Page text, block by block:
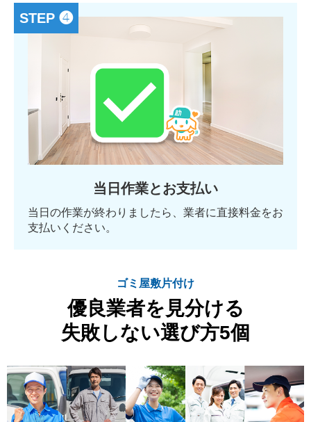
STEP ❹
当日作業とお支払い
当日の作業が終わりましたら、業者に直接料金をお
支払いください。
ゴミ屋敷片付け
優良業者を見分ける
失敗しない選び方5個